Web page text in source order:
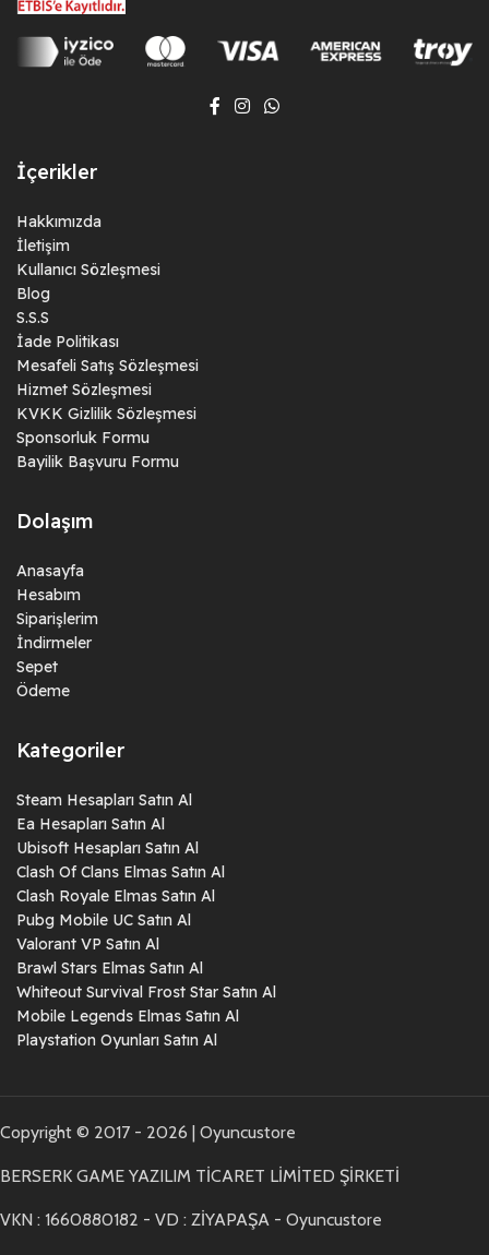
İçerikler
Hakkımızda
İletişim
Kullanıcı Sözleşmesi
Blog
S.S.S
İade Politikası
Mesafeli Satış Sözleşmesi
Hizmet Sözleşmesi
KVKK Gizlilik Sözleşmesi
Sponsorluk Formu
Bayilik Başvuru Formu
Dolaşım
Anasayfa
Hesabım
Siparişlerim
İndirmeler
Sepet
Ödeme
Kategoriler
Steam Hesapları Satın Al
Ea Hesapları Satın Al
Ubisoft Hesapları Satın Al
Clash Of Clans Elmas Satın Al
Clash Royale Elmas Satın Al
Pubg Mobile UC Satın Al
Valorant VP Satın Al
Brawl Stars Elmas Satın Al
Whiteout Survival Frost Star Satın Al
Mobile Legends Elmas Satın Al
Playstation Oyunları Satın Al
Copyright © 2017 - 2026 | Oyuncustore
BERSERK GAME YAZILIM TİCARET LİMİTED ŞİRKETİ
VKN : 1660880182 - VD : ZİYAPAŞA - Oyuncustore